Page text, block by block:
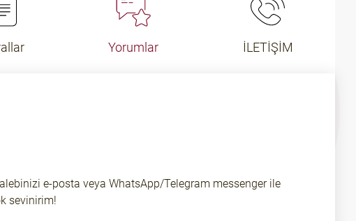
Yorumlar İLETİŞİM
e-posta veya WhatsApp/Telegram messenger ile
sevinirim!